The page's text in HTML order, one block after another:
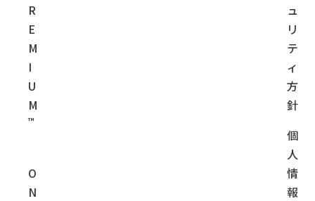
R
E
M
I
U
M
™
O
N
ュ
リ
テ
ィ
方
針
個
人
情
報